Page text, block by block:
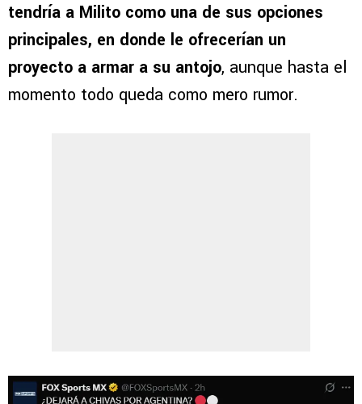
tendría a Milito como una de sus opciones
principales, en donde le ofrecerían un
proyecto a armar a su antojo, aunque hasta el
momento todo queda como mero rumor.